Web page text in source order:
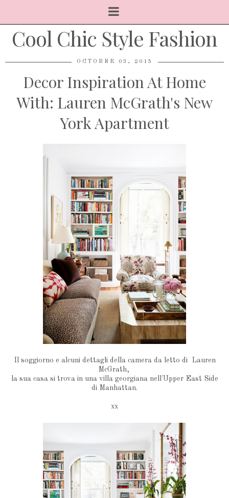
Cool Chic Style Fashion
OCTOBER 03, 2015
Decor Inspiration At Home
With: Lauren McGrath's New
York Apartment
Il soggiorno e alcuni dettagli della camera da letto di Lauren
McGrath,
la sua casa si trova in una villa georgiana nell'Upper East Side
di Manhattan.
xx